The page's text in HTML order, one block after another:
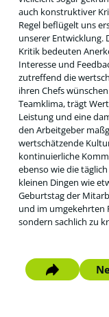
auch konstruktiver
Regel beflügelt uns
unserer Entwicklung.
Kritik bedeuten
Interesse und
zutreffend die
ihren Chefs
Teamklima, trägt
Leistung und eine
den Arbeitgeber
wertschätzende
kontinuierliche
ebenso wie die
kleinen Dingen wie
Geburtstag der
und im umgekehrten
sondern sachlich zu